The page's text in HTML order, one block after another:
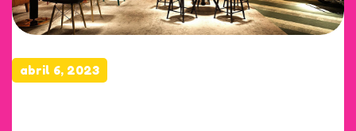
abril 6, 2023